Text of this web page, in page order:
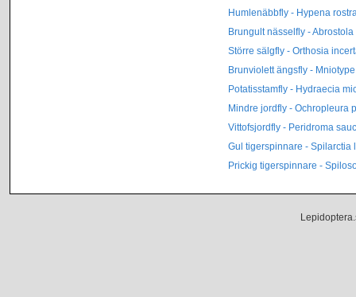
Humlenäbbfly - Hypena
Brungult nässelfly -
Större sälgfly - Orthosia
Brunviolett ängsfly -
Potatisstamfly - Hydraecia
Mindre jordfly - Ochropleura
Vittofsjordfly - Peridroma
Gul tigerspinnare - Spilarctia
Prickig tigerspinnare -